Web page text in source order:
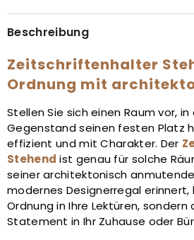
Beschreibung
Zeitschriftenhalter
Ordnung mit
Stellen Sie sich einen Raum vor,
Gegenstand seinen festen Platz
effizient und mit Charakter. Der
Stehend ist genau für solche
seiner architektonisch
modernes Designerregal
Ordnung in Ihre Lektüren, sondern
Statement in Ihr Zuhause oder